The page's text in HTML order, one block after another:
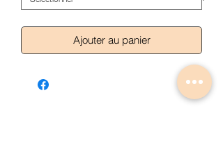
Ajouter au panier